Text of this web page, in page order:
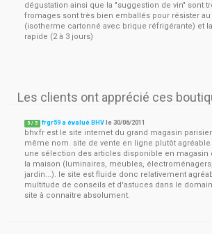
dégustation ainsi que la "suggestion de vin" sont
fromages sont très bien emballés pour résister au
(isotherme cartonné avec brique réfrigérante) et
rapide (2 à 3 jours)
Les clients ont apprécié ces
5 / 5 frgr59 a évalué BHV le30/06/2011
bhv.fr est le site internet du grand magasin
même nom. site de vente en ligne plutôt
une sélection des articles disponible en magasin
la maison (luminaires, meubles,
jardin...). le site est fluide donc relativement
multitude de conseils et d'astuces dans le
site à connaitre absolument.